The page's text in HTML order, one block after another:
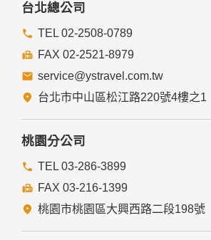
台北總公司
TEL 02-2508-0789
FAX 02-2521-8979
service@ystravel.com.tw
台北市中山區松江路220號4樓之1
桃園分公司
TEL 03-286-3899
FAX 03-216-1399
桃園市桃園區大興西路二段198號